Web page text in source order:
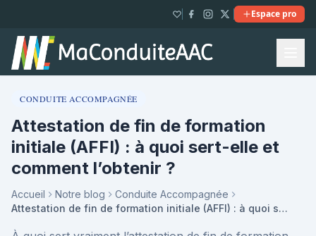
Espace pro
CONDUITE ACCOMPAGNÉE
Attestation de fin de formation
initiale (AFFI) : à quoi sert-elle et
comment l’obtenir ?
Accueil Notre blog
Conduite Accompagnée
Attestation de fin de formation initiale (AFFI) : à quoi sert-elle et comment l’obtenir ?